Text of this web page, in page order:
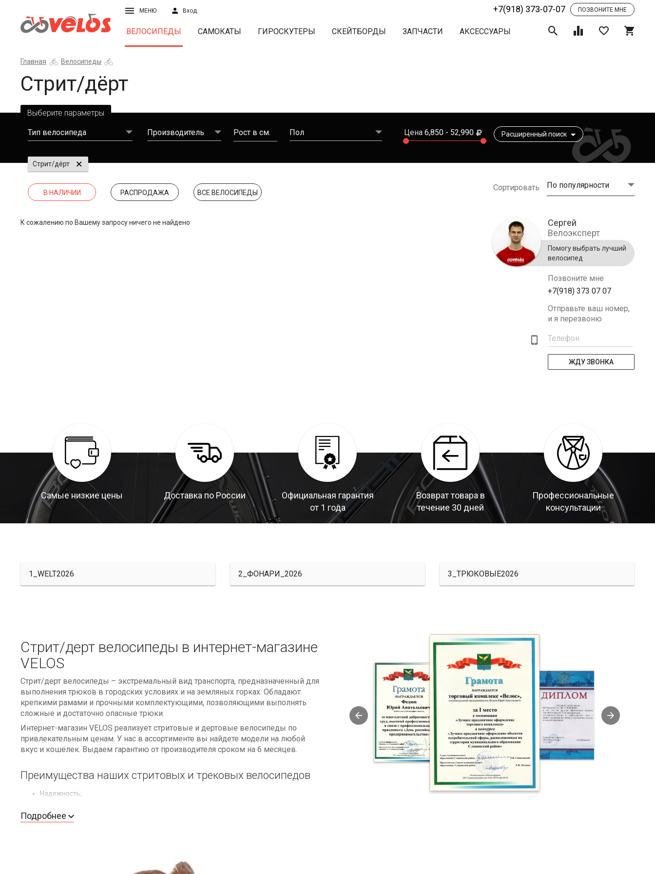
МЕНЮ Вход +7(918) 373-07-07 ПОЗВОНИТЕ МНЕ
ВЕЛОСИПЕДЫ САМОКАТЫ ГИРОСКУТЕРЫ СКЕЙТБОРДЫ ЗАПЧАСТИ АКСЕССУАРЫ
Главная Велосипеды
Стрит/дёрт
Выберите параметры
Тип велосипеда Производитель Рост в см. Пол Цена 6,850 52,990 Расширенный поиск
Стрит/дёрт
В НАЛИЧИИ РАСПРОДАЖА ВСЕ ВЕЛОСИПЕДЫ
Сортировать По популярности
К сожалению по Вашему запросу ничего не найдено
Сергей
Велоэксперт
Помогу выбрать лучший
велосипед
Позвоните мне
+7(918) 373 07 07
Отправьте ваш номер,
и я перезвоню
Телефон
ЖДУ ЗВОНКА
Самые низкие цены Доставка по России
Официальная гарантия
от 1 года
Возврат товара в
течение 30 дней
Профессиональные
консультации
1_WELT2026 2_ФОНАРИ_2026 3_ТРЮКОВЫЕ2026
Стрит/дерт велосипеды в интернет-магазине
VELOS
Стрит/дерт велосипеды – экстремальный вид транспорта, предназначенный для
выполнения трюков в городских условиях и на земляных горках. Обладают
крепкими рамами и прочными комплектующими, позволяющими выполнять
сложные и достаточно опасные трюки.
Интернет-магазин VELOS реализует стритовые и дертовые велосипеды по
привлекательным ценам. У нас в ассортименте вы найдете модели на любой
вкус и кошелек. Выдаем гарантию от производителя сроком на 6 месяцев.
Преимущества наших стритовых и трековых велосипедов
Надежность;
тяжелые рамы;
красивый внешний вид;
Подробнее